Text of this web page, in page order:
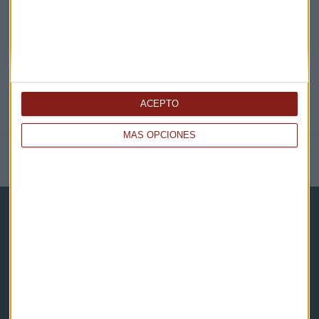
MÁS OPCIONES
ACEPTO